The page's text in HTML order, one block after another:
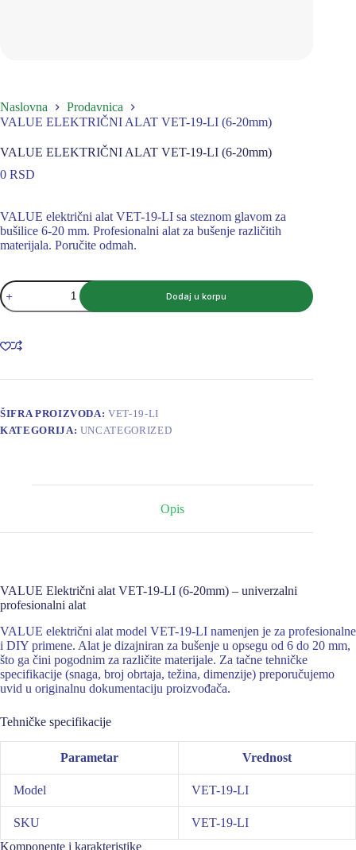
Naslovna
Prodavnica
VALUE ELEKTRIČNI ALAT VET-19-LI (6-20mm)
VALUE ELEKTRIČNI ALAT VET-19-LI (6-20mm)
0 RSD
VALUE električni alat VET-19-LI sa steznom glavom za
bušilice 6-20 mm. Profesionalni alat za bušenje različitih
materijala. Poručite odmah.
VALUE
ELEKTRIČNI
ALAT
19-
LI
20mm)
Dodaj u korpu
ŠIFRA PROIZVODA:VET-19-LI
KATEGORIJA: UNCATEGORIZED
Opis
VALUE Električni alat VET-19-LI (6-20mm) – univerzalni
profesionalni alat
VALUE električni alat model VET-19-LI namenjen je za profesionalne
i DIY primene. Alat je dizajniran za bušenje u opsegu od 6 do 20 mm,
što ga čini pogodnim za različite materijale. Za tačne tehničke
specifikacije (snaga, broj obrtaja, težina, dimenzije) preporučujemo
uvid u originalnu dokumentaciju proizvođača.
Tehničke specifikacije
Parametar Vrednost
Model VET-19-LI
SKU
VET-19-LI
Komponente i karakteristike